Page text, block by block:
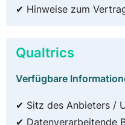
✔ Hinweise zum
Qualtrics
Verfügbare
✔ Sitz des Anbieters /
✔ Datenverarbeitende